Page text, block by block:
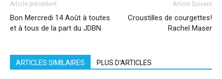
Article précédent
Bon Mercredi 14 Août à toutes
et à tous de la part du JDBN
Article Suivant
Croustilles de courgettes!
Rachel Maser
ARTICLES SIMILAIRES PLUS D'ARTICLES